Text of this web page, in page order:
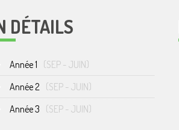
DÉTAILS
Année 1 (SEP - JUIN)
Année 2 (SEP - JUIN)
Année 3 (SEP - JUIN)